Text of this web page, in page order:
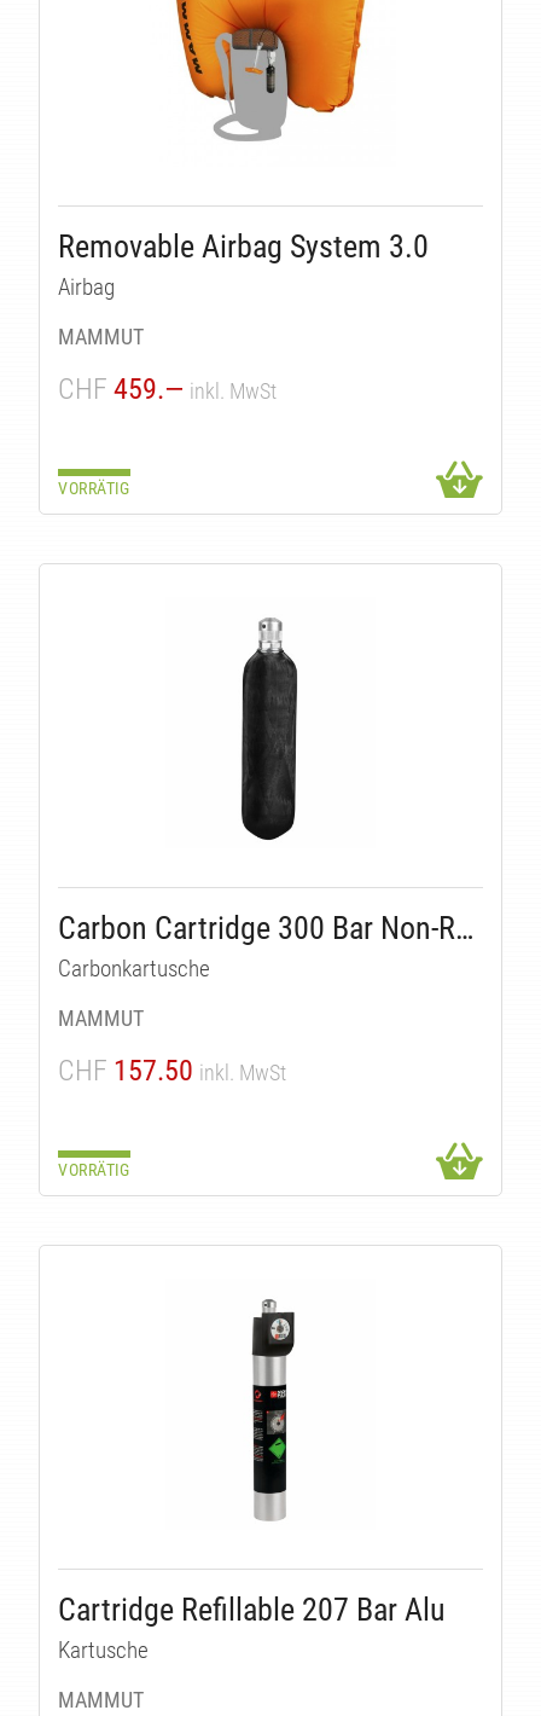
Removable Airbag System 3.0
Airbag
MAMMUT
CHF 459.— inkl. MwSt
VORRÄTIG
Carbon Cartridge 300 Bar Non-Refillable
Carbonkartusche
MAMMUT
CHF 157.50 inkl. MwSt
VORRÄTIG
Cartridge Refillable 207 Bar Alu
Kartusche
MAMMUT